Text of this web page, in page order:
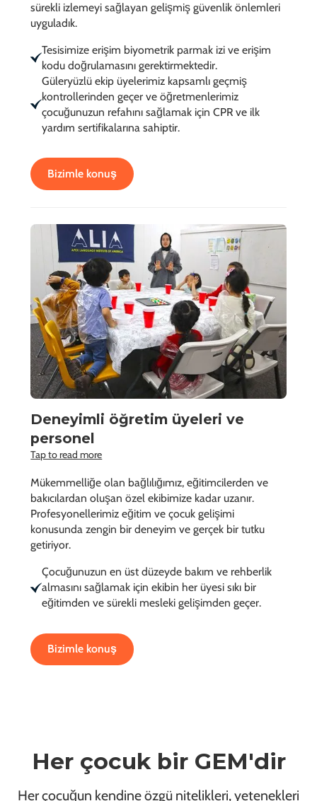
sürekli izlemeyi sağlayan gelişmiş güvenlik önlemleri
uyguladık.
Tesisimize erişim biyometrik parmak izi ve erişim
kodu doğrulamasını gerektirmektedir.
Güleryüzlü ekip üyelerimiz kapsamlı geçmiş
kontrollerinden geçer ve öğretmenlerimiz
çocuğunuzun refahını sağlamak için CPR ve ilk
yardım sertifikalarına sahiptir.
Bizimle konuş
Deneyimli öğretim üyeleri ve
personel
Tap to read more
Mükemmelliğe olan bağlılığımız, eğitimcilerden ve
bakıcılardan oluşan özel ekibimize kadar uzanır.
Profesyonellerimiz eğitim ve çocuk gelişimi
konusunda zengin bir deneyim ve gerçek bir tutku
getiriyor.
Çocuğunuzun en üst düzeyde bakım ve rehberlik
almasını sağlamak için ekibin her üyesi sıkı bir
eğitimden ve sürekli mesleki gelişimden geçer.
Bizimle konuş
Her çocuk bir GEM'dir
Her çocuğun kendine özgü nitelikleri, yetenekleri